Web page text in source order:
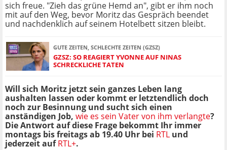
sich freue. "Zieh das grüne Hemd an", gibt er ihm noch
mit auf den Weg, bevor Moritz das Gespräch beendet
und nachdenklich auf seinem Hotelbett sitzen bleibt.
GUTE ZEITEN, SCHLECHTE ZEITEN (GZSZ)
GZSZ: SO REAGIERT YVONNE AUF NINAS
SCHRECKLICHE TATEN
Will sich Moritz jetzt sein ganzes Leben lang
aushalten lassen oder kommt er letztendlich doch
noch zur Besinnung und sucht sich einen
anständigen Job, wie es sein Vater von ihm verlangte?
Die Antwort auf diese Frage bekommt Ihr immer
montags bis freitags ab 19.40 Uhr bei RTL und
jederzeit aufRTL+.